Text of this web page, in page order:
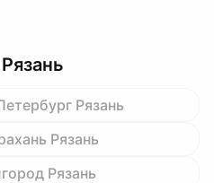
Рязань
Рязань
Рязань